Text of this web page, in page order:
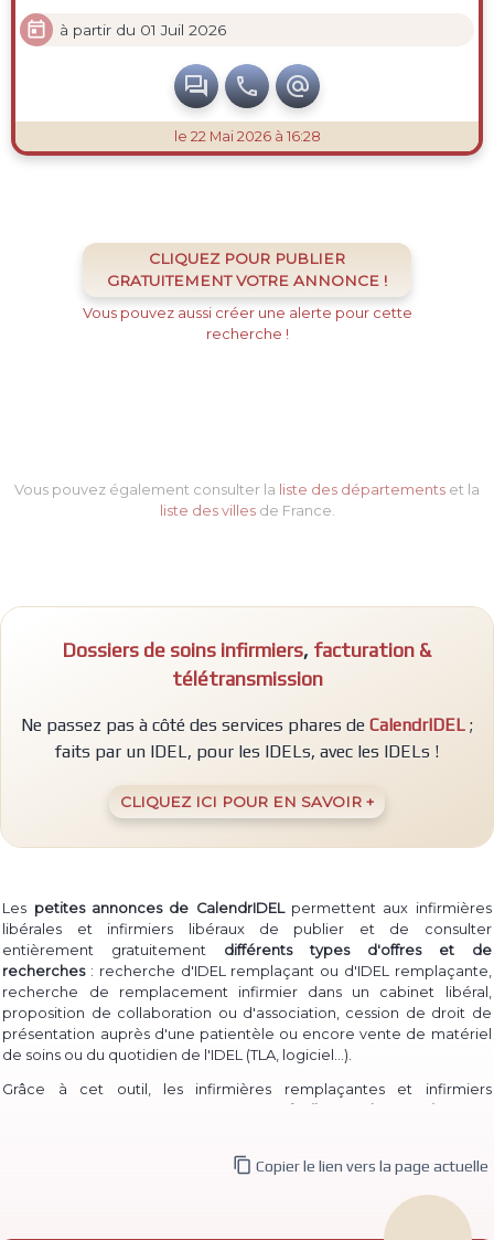
 à partir du 01 Juil 2026
  
le 22 Mai 2026 à 16:28
CLIQUEZ POUR PUBLIER
GRATUITEMENT VOTRE ANNONCE !
Vous pouvez aussi créer une alerte pour cette
recherche !
Vous pouvez également consulter la liste des départements et la
liste des villesde France.
Dossiers de soins infirmiers, facturation &
télétransmission
Ne passez pas à côté des services phares de CalendrIDEL ;
faits par un IDEL, pour les IDELs, avec les IDELs !
CLIQUEZ ICI POUR EN SAVOIR +
Les petites annonces de CalendrIDELpermettent aux infirmières
libérales et infirmiers libéraux de publier et de consulter
entièrement gratuitement différents types d'offres et de
recherches: recherche d'IDEL remplaçant ou d'IDEL remplaçante,
recherche de remplacement infirmier dans un cabinet libéral,
proposition de collaboration ou d'association, cession de droit de
présentation auprès d'une patientèle ou encore vente de matériel
de soins ou du quotidien de l'IDEL (TLA, logiciel...)
Grâce à cet outil, les infirmières remplaçantes et infirmiers
consulter les annonces de recherche
remplaçante et d'infirmier libéral remplaçant déjà publiées.
De même, des infirmières ou infirmiers titulaires peuvent aisément
recherche de collaborateur ou de collaboratrice
, ou
 Copier le lien vers la page actuelle